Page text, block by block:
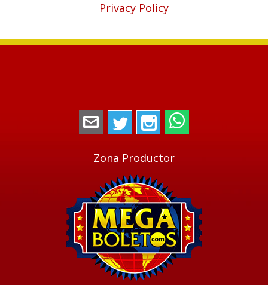
Privacy Policy
megaboletos@gmail.com
TwitterInstagram
Zona Productor